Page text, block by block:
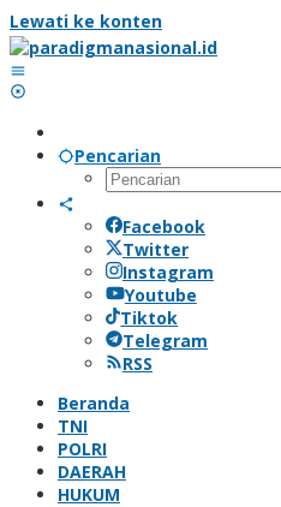
Lewati ke konten
Pencarian
Facebook
Twitter
Instagram
Youtube
Tiktok
Telegram
RSS
Beranda
TNI
POLRI
DAERAH
HUKUM